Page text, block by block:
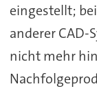
eingestellt;
anderer
nicht mehr